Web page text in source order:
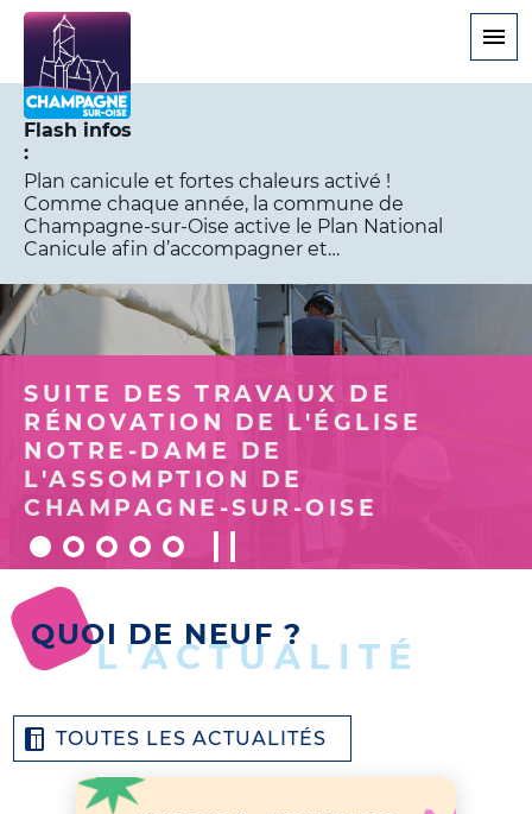
Flash infos
Plan canicule et fortes chaleurs activé !
Comme chaque année, la commune de
Champagne-sur-Oise active le Plan National
Canicule afin d’accompagner et…
SUITE DES TRAVAUX DE
RÉNOVATION DE L'ÉGLISE
NOTRE-DAME DE
L'ASSOMPTION DE
CHAMPAGNE-SUR-OISE
QUOI DE NEUF ?
L'ACTUALITÉ
TOUTES LES ACTUALITÉS